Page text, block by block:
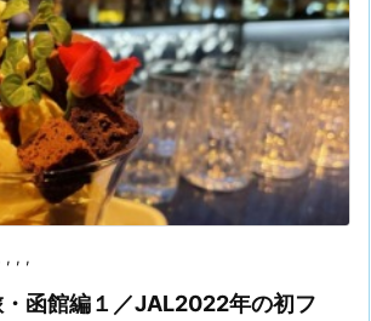
, , ,
函館編１／JAL2022年の初フ